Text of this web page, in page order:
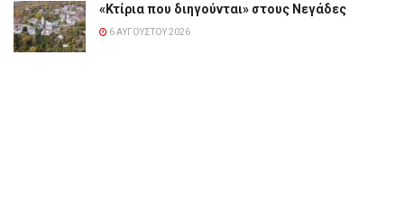
«Κτίρια που διηγούνται» στους Νεγάδες
6 ΑΥΓΟΎΣΤΟΥ 2026